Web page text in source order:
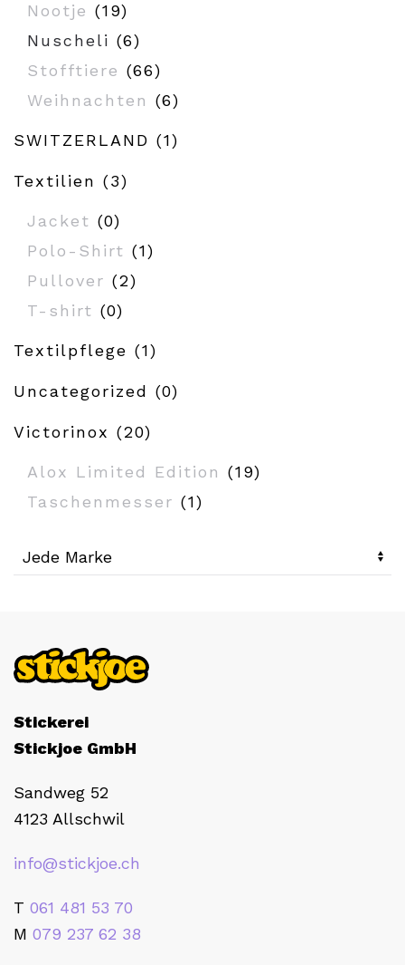
Nootje (19)
Nuscheli (6)
Stofftiere (66)
Weihnachten (6)
SWITZERLAND (1)
Textilien (3)
Jacket (0)
Polo-Shirt (1)
Pullover (2)
T-shirt (0)
Textilpflege (1)
Uncategorized (0)
Victorinox (20)
Alox Limited Edition (19)
Taschenmesser (1)
Stickerei
Stickjoe GmbH
Sandweg 52
4123 Allschwil
info@stickjoe.ch
T 061 481 53 70
M 079 237 62 38